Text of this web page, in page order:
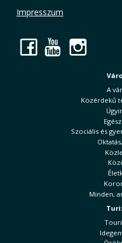
Impresszum
A
Közérdekű
Szociális és
Minden,